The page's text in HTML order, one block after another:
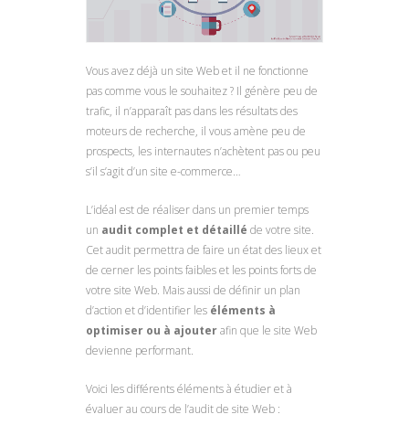
Vous avez déjà un site Web et il ne fonctionne
pas comme vous le souhaitez ? Il génère peu de
trafic, il n’apparaît pas dans les résultats des
moteurs de recherche, il vous amène peu de
prospects, les internautes n’achètent pas ou peu
s’il s’agit d’un site e-commerce…
L’idéal est de réaliser dans un premier temps
un audit complet et détaillé de votre site.
Cet audit permettra de faire un état des lieux et
de cerner les points faibles et les points forts de
votre site Web. Mais aussi de définir un plan
d’action et d’identifier les éléments à
optimiser ou à ajouterafin que le site Web
devienne performant.
Voici les différents éléments à étudier et à
évaluer au cours de l’audit de site Web :